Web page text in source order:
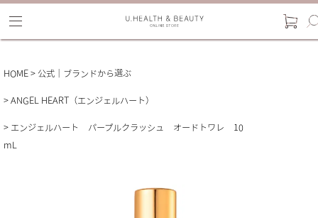
HOME 公式｜ブランドから選ぶ
ANGEL HEART（エンジェルハート）
エンジェルハート パープルクラッシュ オードトワレ 10
mL